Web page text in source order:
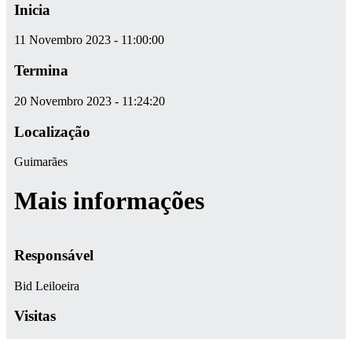
Inicia
11 Novembro 2023 - 11:00:00
Termina
20 Novembro 2023 - 11:24:20
Localização
Guimarães
Mais informações
Responsável
Bid Leiloeira
Visitas